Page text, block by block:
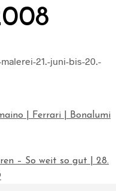
| Ferrari | Bonalumi
– So weit so gut | 28.